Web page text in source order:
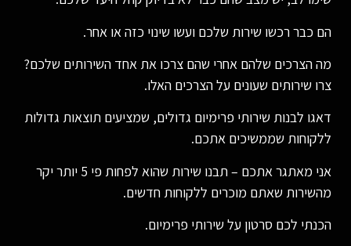
הם כבר רכשו שירות שלכם ועשו שינוי כזה או אחר.
מה הצרכים שלהם אחרי שהם צרכו את אחד השירותים שלכם?
צרו שירותים שעונים על הצרכים האלו.
דאגו לבנות שירותי פרימיום גדולים, שמציעים תוצאות גדולות
ללקוחות שממשיכים אתכם.
אני מאתגר אתכם – תבנו שירות שהוא לפחות פי 5 יותר יקר
מהשירות שאתם מוכרים ללקוחות חדשים.
הכנתי לכם סרטון על שירותי פרימיום.